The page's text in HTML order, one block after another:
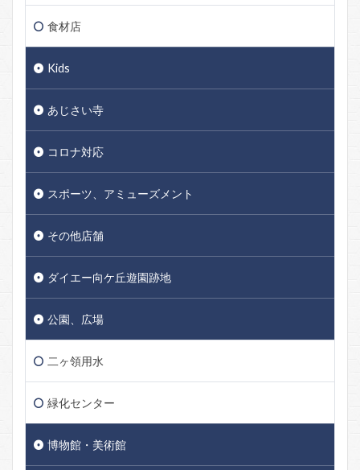
食材店
Kids
あじさい寺
コロナ対応
スポーツ、アミューズメント
その他店舗
ダイエー向ケ丘遊園跡地
公園、広場
二ヶ領用水
緑化センター
博物館・美術館